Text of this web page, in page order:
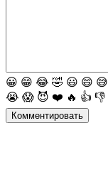
😀 😁 😂 🤣 😃 😄 😅
😭 😱 😈 ❤️ 🔥 👍 👎
Комментировать